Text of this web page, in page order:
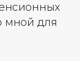
мной для